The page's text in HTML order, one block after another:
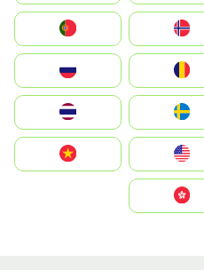
Nederland
Portugal
România
Slovensko
United States
Vietnam